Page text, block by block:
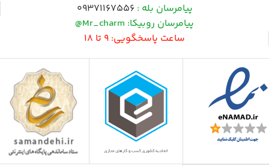
پیامرسان بله : 09371167556
پیامرسان روبیکا: Mr_charm@
ساعت پاسخگویی: 9 تا 18